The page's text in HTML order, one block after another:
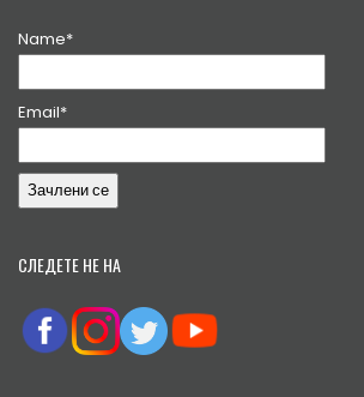
Name*
Email*
СЛЕДЕТЕ НЕ НА